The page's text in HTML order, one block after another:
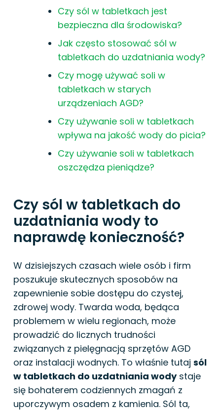
Czy sól w tabletkach jest
bezpieczna dla środowiska?
Jak często stosować sól w
tabletkach do uzdatniania wody?
Czy mogę używać soli w
tabletkach w starych
urządzeniach AGD?
Czy używanie soli w tabletkach
wpływa na jakość wody do picia?
Czy używanie soli w tabletkach
oszczędza pieniądze?
Czy sól w tabletkach do
uzdatniania wody to
naprawdę konieczność?
W dzisiejszych czasach wiele osób i firm
poszukuje skutecznych sposobów na
zapewnienie sobie dostępu do czystej,
zdrowej wody. Twarda woda, będąca
problemem w wielu regionach, może
prowadzić do licznych trudności
związanych z pielęgnacją sprzętów AGD
oraz instalacji wodnych. To właśnie tutaj sól
w tabletkach do uzdatniania wodystaje
się bohaterem codziennych zmagań z
uporczywym osadem z kamienia. Sól ta,